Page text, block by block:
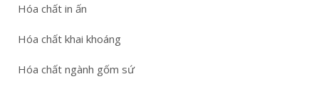
Hóa chất in ấn
Hóa chất khai khoáng
Hóa chất ngành gốm sứ